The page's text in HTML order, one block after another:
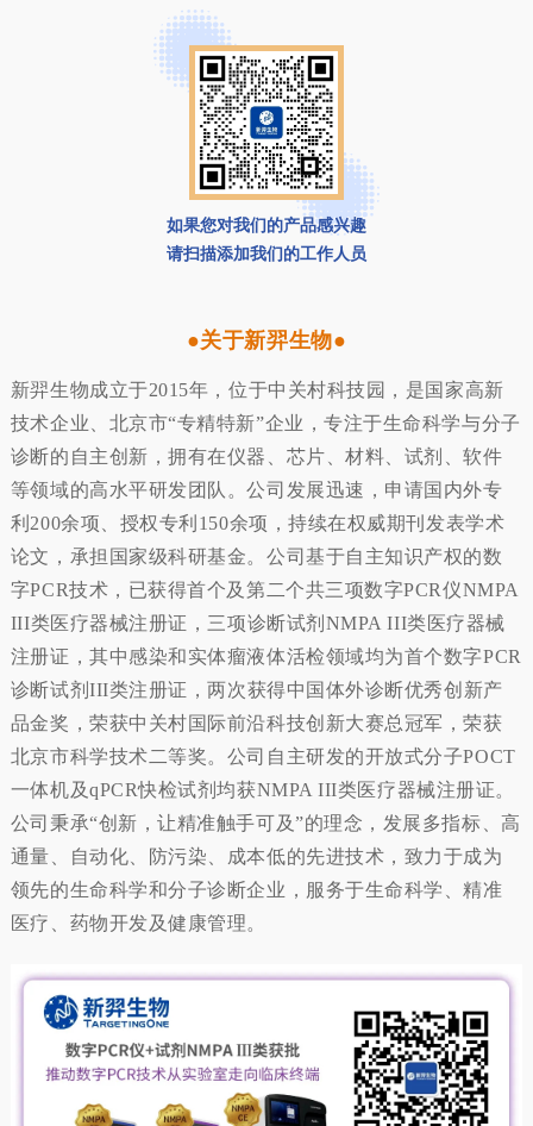
如果您对我们的产品感兴趣
请扫描添加我们的工作人员
●关于新羿生物●
新羿生物成立于2015年，位于中关村科技园，是国家高新
技术企业、北京市“专精特新”企业，专注于生命科学与分子
诊断的自主创新，拥有在仪器、芯片、材料、试剂、软件
等领域的高水平研发团队。公司发展迅速，申请国内外专
利200余项、授权专利150余项，持续在权威期刊发表学术
论文，承担国家级科研基金。公司基于自主知识产权的数
字PCR技术，已获得首个及第二个共三项数字PCR仪NMPA
III类医疗器械注册证，三项诊断试剂NMPA III类医疗器械
注册证，其中感染和实体瘤液体活检领域均为首个数字PCR
诊断试剂III类注册证，两次获得中国体外诊断优秀创新产
品金奖，荣获中关村国际前沿科技创新大赛总冠军，荣获
北京市科学技术二等奖。公司自主研发的开放式分子POCT
一体机及qPCR快检试剂均获NMPA III类医疗器械注册证。
公司秉承“创新，让精准触手可及”的理念，发展多指标、高
通量、自动化、防污染、成本低的先进技术，致力于成为
领先的生命科学和分子诊断企业，服务于生命科学、精准
医疗、药物开发及健康管理。